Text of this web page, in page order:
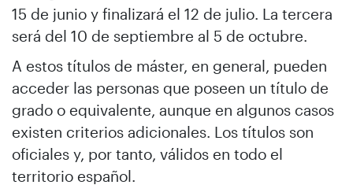
15 de junio y finalizará el 12 de julio. La tercera
será del 10 de septiembre al 5 de octubre.
A estos títulos de máster, en general, pueden
acceder las personas que poseen un título de
grado o equivalente, aunque en algunos casos
existen criterios adicionales. Los títulos son
oficiales y, por tanto, válidos en todo el
territorio español.